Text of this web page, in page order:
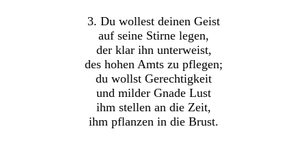
3. Du wollest deinen Geist
auf seine Stirne legen,
der klar ihn unterweist,
des hohen Amts zu pflegen;
du wollst Gerechtigkeit
und milder Gnade Lust
ihm stellen an die Zeit,
ihm pflanzen in die Brust.